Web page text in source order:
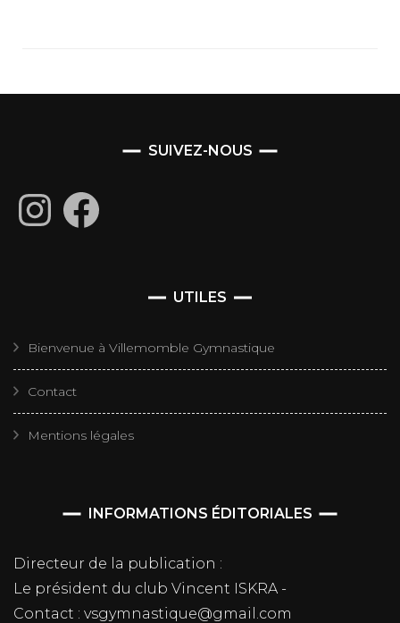
SUIVEZ-NOUS
InstagramFacebook
UTILES
Bienvenue à Villemomble Gymnastique
Contact
Mentions légales
INFORMATIONS ÉDITORIALES
Directeur de la publication :
Le président du club Vincent ISKRA -
Contact : vsgymnastique@gmail.com